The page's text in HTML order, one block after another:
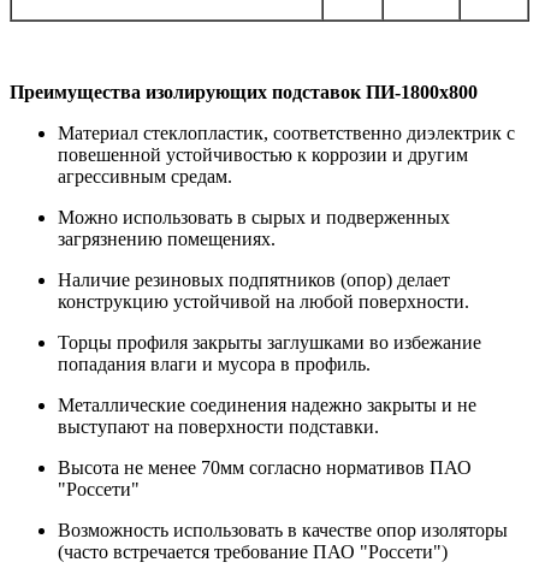
Преимущества изолирующих подставок ПИ-1800x800
Материал стеклопластик, соответственно диэлектрик с
повешенной устойчивостью к коррозии и другим
агрессивным средам.
Можно использовать в сырых и подверженных
загрязнению помещениях.
Наличие резиновых подпятников (опор) делает
конструкцию устойчивой на любой поверхности.
Торцы профиля закрыты заглушками во избежание
попадания влаги и мусора в профиль.
Металлические соединения надежно закрыты и не
выступают на поверхности подставки.
Высота не менее 70мм согласно нормативов ПАО
"Россети"
Возможность использовать в качестве опор изоляторы
(часто встречается требование ПАО "Россети")